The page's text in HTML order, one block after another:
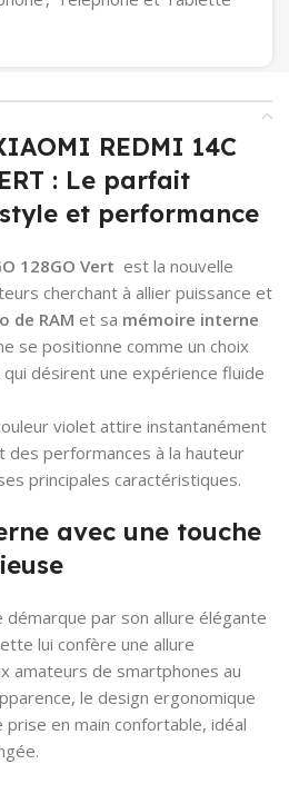
REDMI 14C
: Le parfait
et performance
128GO Vert est la nouvelle
cherchant à allier puissance et
de RAM et sa mémoire interne
se positionne comme un choix
désirent une expérience fluide
violet attire instantanément
des performances à la hauteur
principales caractéristiques.
avec une touche
démarque par son allure élégante
lui confère une allure
amateurs de smartphones au
le design ergonomique
prise en main confortable, idéal